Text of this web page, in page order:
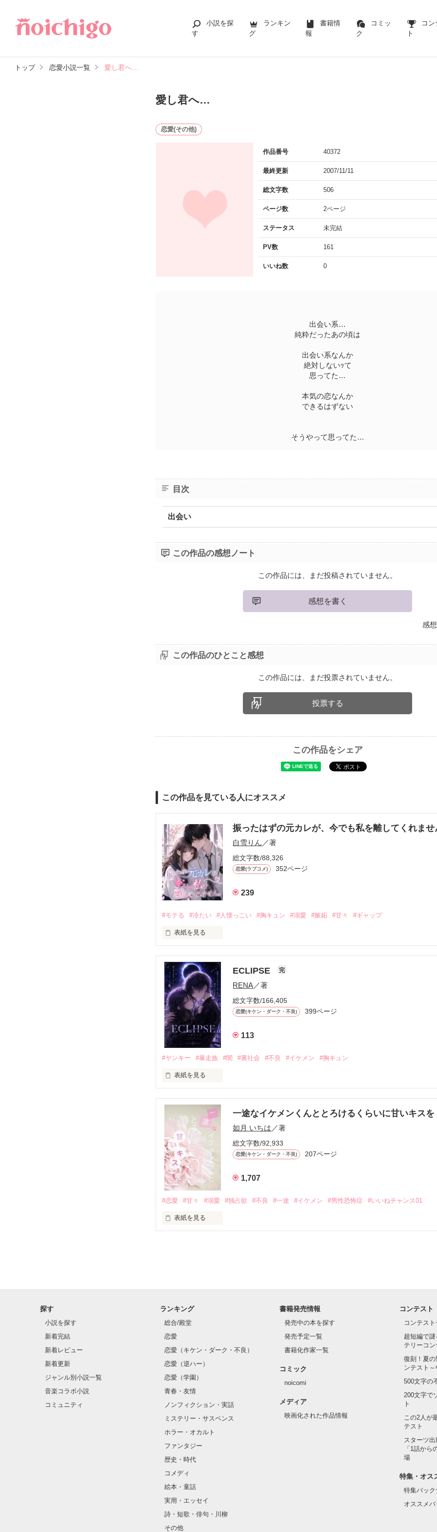
小説を探
す
ランキン
グ
書籍情
報
コミッ
ク
コン
ト
トップ 恋愛小説一覧 愛し君へ…
愛し君へ…
恋愛(その他)
作品番号 40372
最終更新 2007/11/11
総文字数 506
ページ数 2ページ
ステータス 未完結
PV数 161
いいね数 0
出会い系…
純粋だったあの頃は
出会い系なんか
絶対しないｯて
思ってた…
本気の恋なんか
できるはずない
そうやって思ってた…
目次
出会い
この作品の感想ノート
この作品には、まだ投稿されていません。
感想を書く
感
この作品のひとこと感想
この作品には、まだ投票されていません。
投票する
この作品をシェア
この作品を見ている人にオススメ
振ったはずの元カレが、今でも私を離してくれませ
白雪りん ／著
総文字数/88,326
恋愛(ラブコメ) 352ページ
239
#モテる #冷たい #人懐っこい #胸キュン #溺愛 #嫉妬 #甘々 #ギャップ
表紙を見る
モテる人を好きになるのが怖かった。
だから私は、中学時代に大好きだった彼を自分から振った。
もう会うことはないと思っていたのに、
高校生になって再会した彼は、隣の学校で”王子様”と呼ばれる人気者になっていた。
他の女の子には冷たいのに
「澪ちゃん。」
それは止まっていた恋が再び動き始める合図──。
✨.ﾟ･*..☆.｡.:*✨.☆.｡.:. *:ﾟ✨.ﾟ･*..☆.｡.:*✨
人見知りだけど優しい無自覚だけどモテる
冴木澪-SaekiMio
×
基本女子に冷たいのに澪にはわんこ男子になる
篠宮光-ShinomiyaHikaru
✨.ﾟ･*..☆.｡.:*✨.☆.｡.:. *:ﾟ✨.ﾟ･*..☆.｡.:*✨
ECLIPSE 完
RENA／著
総文字数/166,405
恋愛(キケン・ダーク・不良) 399ページ
113
#ヤンキー #暴走族 #闇 #裏社会 #不良 #イケメン #胸キュン
表紙を見る
一途なイケメンくんととろけるくらいに甘いキスを
如月 いちは ／著
総文字数/92,933
恋愛(キケン・ダーク・不良) 207ページ
1,707
#恋愛 #甘々 #溺愛 #独占欲 #不良 #一途 #イケメン #男性恐怖症 #いいねチャンス01
表紙を見る
クラス替えをして隣の席になったのは────
金髪に近い明るい髪色
片耳には琥珀色のピアス
ほとんど笑顔なんて見せたことがなくてぶっきらぼう
そんな性格と見た目のせいで学校中のみんなから
怖くて近づいてはいけない人だと思っていたのに
「なんかあったら連絡して。すぐ助けに行く」
探す
小説を探す
新着完結
新着レビュー
新着更新
ジャンル別小説一覧
音楽コラボ小説
コミュニティ
ランキング
総合/殿堂
恋愛
恋愛（キケン・ダーク・不良）
恋愛（逆ハー）
恋愛（学園）
青春・友情
ノンフィクション・実話
ミステリー・サスペンス
ホラー・オカルト
ファンタジー
歴史・時代
コメディ
絵本・童話
実用・エッセイ
詩・短歌・俳句・川柳
その他
書籍発売情報
発売中の本を探す
発売予定一覧
書籍化作家一覧
コミック
noicomi
メディア
映画化された作品情報
コンテスト
コンテスト
超短編で
テリーコン
復刻！夏
ンテスト
500文字の
200文字で
ト
この2人が
テスト
スターツ
「1話から
場
特集・オス
特集バック
オススメ